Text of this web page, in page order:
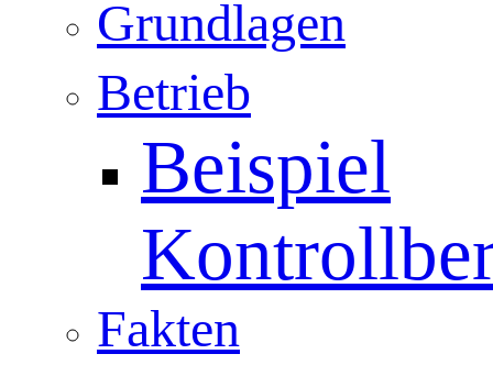
Grundlagen
Betrieb
Beispiel
Fakten